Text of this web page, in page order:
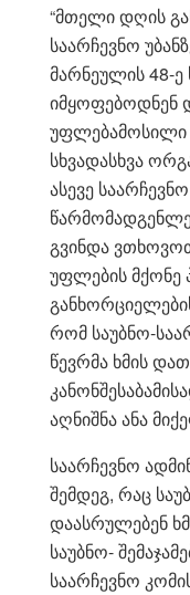
“მთელი დღის
საარჩევნო
მარნეულის 48-ე
იმყოფებოდნენ
უფლებამოსილი
სხვადასხვა
ასევე
გვინდა
უფლების მქონე
რომ საუბნო-
წევრმა ხმის
აღნიშნა ანა
საარჩევნო
შემდეგ, რაც
დაასრულებენ
საუბნო-
საარჩევნო